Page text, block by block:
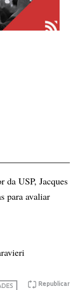
da USP, Jacques
para avaliar
Republicar